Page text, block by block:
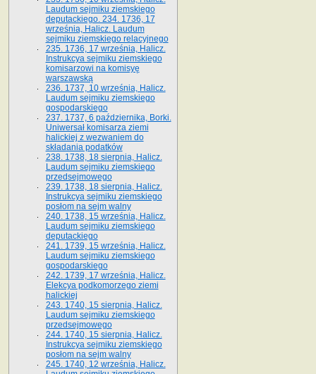
Laudum sejmiku ziemskiego
deputackiego. 234. 1736, 17
września, Halicz. Laudum
sejmiku ziemskiego relacyjnego
235. 1736, 17 września, Halicz.
Instrukcya sejmiku ziemskiego
komisarzowi na komisyę
warszawską
236. 1737, 10 września, Halicz.
Laudum sejmiku ziemskiego
gospodarskiego
237. 1737, 6 października, Borki.
Uniwersał komisarza ziemi
halickiej z wezwaniem do
składania podatków
238. 1738, 18 sierpnia, Halicz.
Laudum sejmiku ziemskiego
przedsejmowego
239. 1738, 18 sierpnia, Halicz.
Instrukcya sejmiku ziemskiego
posłom na sejm walny
240. 1738, 15 września, Halicz.
Laudum sejmiku ziemskiego
deputackiego
241. 1739, 15 września, Halicz.
Laudum sejmiku ziemskiego
gospodarskiego
242. 1739, 17 września, Halicz.
Elekcya podkomorzego ziemi
halickiej
243. 1740, 15 sierpnia, Halicz.
Laudum sejmiku ziemskiego
przedsejmowego
244. 1740, 15 sierpnia, Halicz.
Instrukcya sejmiku ziemskiego
posłom na sejm walny
245. 1740, 12 września, Halicz.